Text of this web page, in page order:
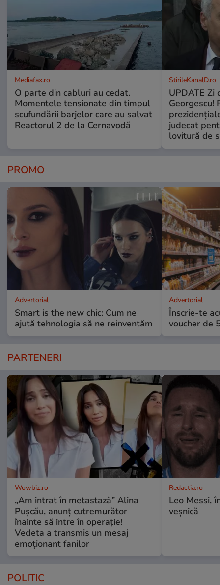
Mediafax.ro
O parte din cabluri au cedat.
Momentele tensionate din timpul
scufundării barjelor care au salvat
Reactorul 2 de la Cernavodă
StirileKanalD.ro
UPDATE Zi
Georgescu!
judecat
lovitură de
PROMO
Advertorial
Smart is the new chic: Cum ne
ajută tehnologia să ne reinventăm
Advertorial
Înscrie-te
voucher de
PARTENERI
Wowbiz.ro
„Am intrat în metastază” Alina
Pușcău, anunț cutremurător
înainte să intre în operație!
Vedeta a transmis un mesaj
emoționant fanilor
Redactia.ro
Leo Messi,
veșnică
POLITIC